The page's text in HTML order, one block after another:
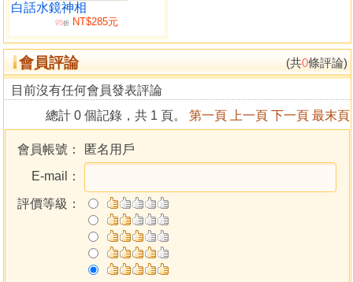
白話水鏡神相
95折 NT$285元
會員評論 (共0條評論)
目前沒有任何會員發表評論
總計 0 個記錄，共 1 頁。 第一頁 上一頁 下一頁 最末頁
會員帳號：
匿名用戶
E-mail：
評價等級：